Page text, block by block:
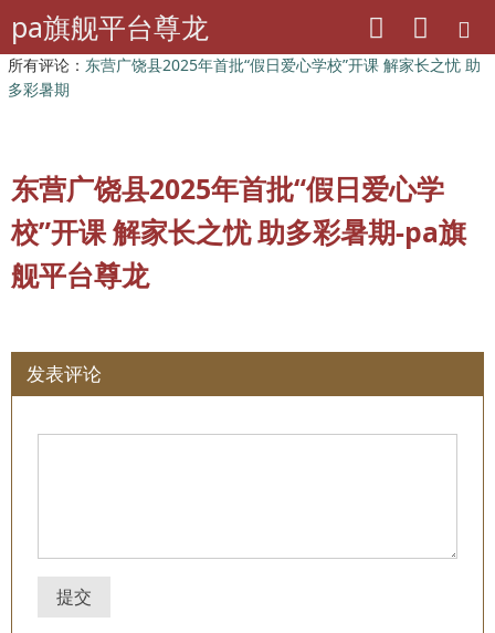
pa旗舰平台尊龙
pa旗舰平台尊龙
山东老干部工作
所有评论： 东营广饶县2025年首批“假日爱心学校”开课 解家长之忧 助
多彩暑期
东营广饶县2025年首批“假日爱心学
校”开课 解家长之忧 助多彩暑期-pa旗
舰平台尊龙
发表评论
提交